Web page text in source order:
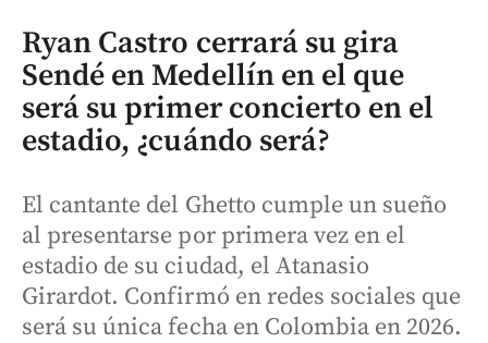
Ryan Castro cerrará su gira
Sendé en Medellín en el que
será su primer concierto en el
estadio, ¿cuándo será?
El cantante del Ghetto cumple un sueño
al presentarse por primera vez en el
estadio de su ciudad, el Atanasio
Girardot. Confirmó en redes sociales que
será su única fecha en Colombia en 2026.